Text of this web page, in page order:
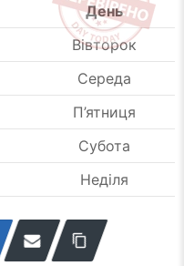
День
Вівторок
Середа
П’ятниця
Субота
Неділя